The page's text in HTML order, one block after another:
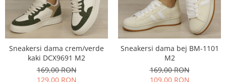
Sneakersi dama crem/verde
kaki DCX9691 M2
169,00 RON
129,00 RON
Sneakersi dama bej BM-1101
M2
169,00 RON
109,00 RON